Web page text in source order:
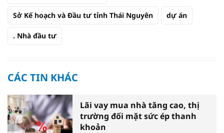
Sở Kế hoạch và Đầu tư tỉnh Thái Nguyên dự án
. Nhà đầu tư
CÁC TIN KHÁC
Lãi vay mua nhà tăng cao, thị
trường đối mặt sức ép thanh
khoản